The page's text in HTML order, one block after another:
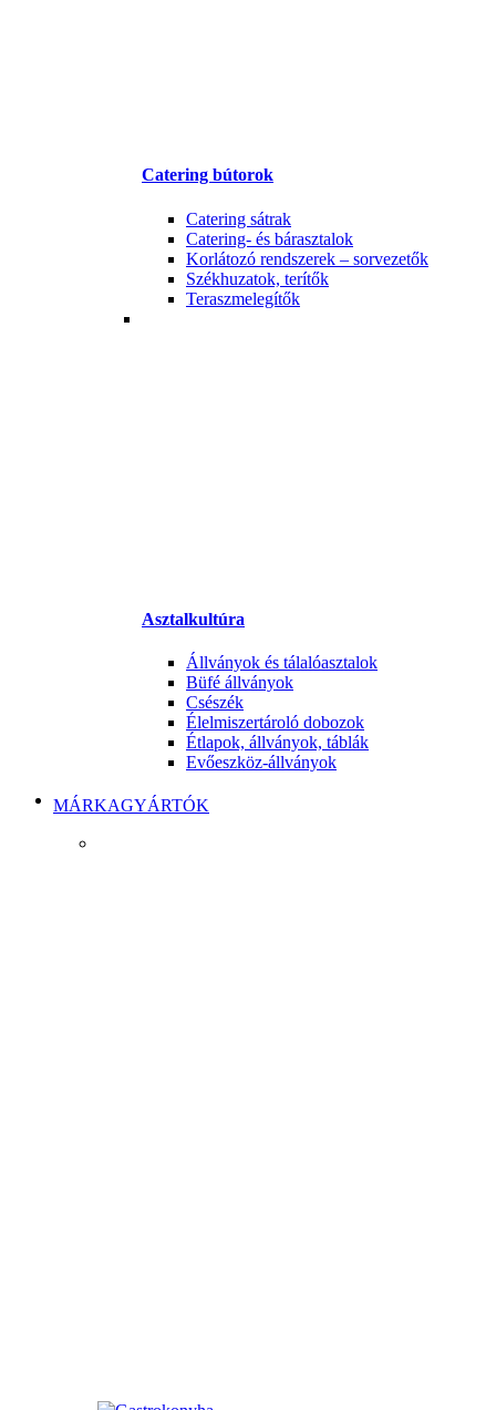
Catering bútorok
Catering sátrak
Catering- és bárasztalok
Korlátozó rendszerek – sorvezetők
Székhuzatok, terítők
Teraszmelegítők
Asztalkultúra
Állványok és tálalóasztalok
Büfé állványok
Csészék
Élelmiszertároló dobozok
Étlapok, állványok, táblák
Evőeszköz-állványok
MÁRKAGYÁRTÓK